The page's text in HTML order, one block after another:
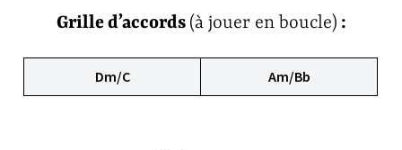
Grille d’accords (à jouer en boucle) :
Dm/C Am/Bb